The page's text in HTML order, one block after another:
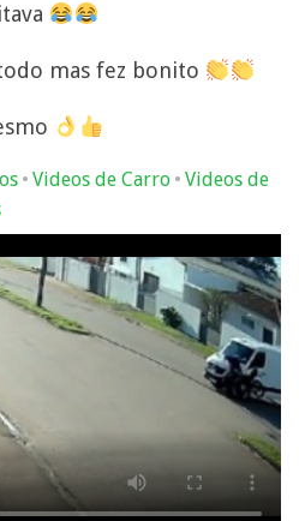
mas fez bonito
• Videos de Carro • Videos de